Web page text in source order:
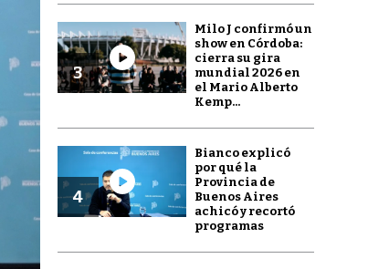
3
Milo J confirmó un
show en Córdoba:
cierra su gira
mundial 2026 en
el Mario Alberto
Kemp...
4
Bianco explicó
por qué la
Provincia de
Buenos Aires
achicó y recortó
programas